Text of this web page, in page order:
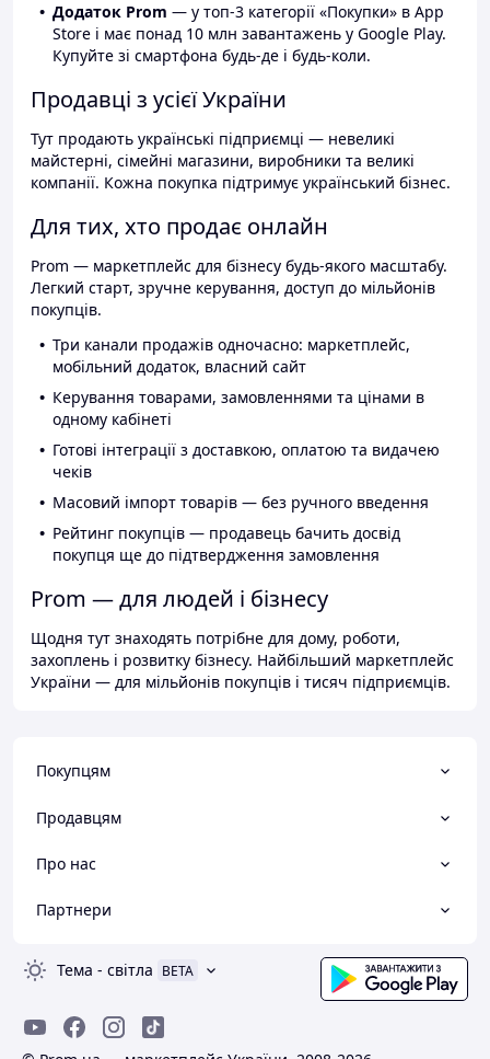
Додаток Prom — у топ-3 категорії «Покупки» в App
Store і має понад 10 млн завантажень у Google Play.
Купуйте зі смартфона будь-де і будь-коли.
Продавці з усієї України
Тут продають українські підприємці — невеликі
майстерні, сімейні магазини, виробники та великі
компанії. Кожна покупка підтримує український бізнес.
Для тих, хто продає онлайн
Prom — маркетплейс для бізнесу будь-якого масштабу.
Легкий старт, зручне керування, доступ до мільйонів
покупців.
Три канали продажів одночасно: маркетплейс,
мобільний додаток, власний сайт
Керування товарами, замовленнями та цінами в
одному кабінеті
Готові інтеграції з доставкою, оплатою та видачею
чеків
Масовий імпорт товарів — без ручного введення
Рейтинг покупців — продавець бачить досвід
покупця ще до підтвердження замовлення
Prom — для людей і бізнесу
Щодня тут знаходять потрібне для дому, роботи,
захоплень і розвитку бізнесу. Найбільший маркетплейс
України — для мільйонів покупців і тисяч підприємців.
Покупцям
Продавцям
Про нас
Партнери
Тема - світла BETA